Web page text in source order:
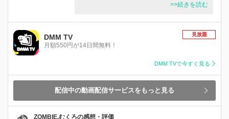
>>続きを読む
DMM TV
月額550円が14日間無料！
見放題
DMM TVで今すぐ見る
配信中の動画配信サービスをもっと見る
ZOMBIE.むくろの感想・評価